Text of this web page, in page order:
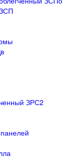
ЗРС2